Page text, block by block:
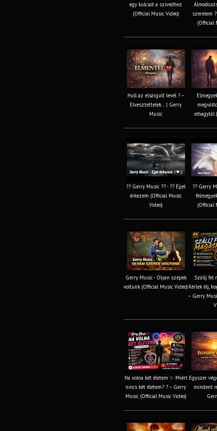
egy kulcsot a szívedhez
(Official Music Video)
szerelem
(Official
Hull az elsárgult levél ? –
Elvesztettelek… | Gerry
Music
elhagytál
?? Gerry Music ?? - ?? Éjjel
érkezem (Official Music
Video)
?? Gerry
(Official
Gerry Music - Olyan szépek
voltunk (Official Music Video)
Szállj fel
Kérlek élj,
– Gerry
Ha volna két életem ✨ Miért
nincs két életem? ? – Gerry
Music (Official Music Video)
Egyszer
mindent